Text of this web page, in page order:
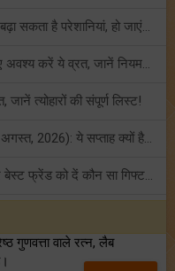
बुध का कर्क राशि में गोचर: इन 2 राशियों की बढ़ा सकता है परेशानियां, हो जाएं सावधान!
पहला सावन सोमवार व्रत: मनचाहे वर के लिए अवश्य करें ये व्रत, जानें नियम एवं पूजा विधि!
त्योहारों की संपूर्ण लिस्ट!
अंक ज्योतिष साप्ताहिक राशिफल (02 से 08 अगस्त, 2026): ये सप्ताह क्यों है खास?
फ्रेंडशिप डे 2026 के मौके पर राशि अनुसार बेस्ट फ्रेंड को दें कौन सा गिफ्ट? जानें
गुणवत्ता वाले रत्न, लैब